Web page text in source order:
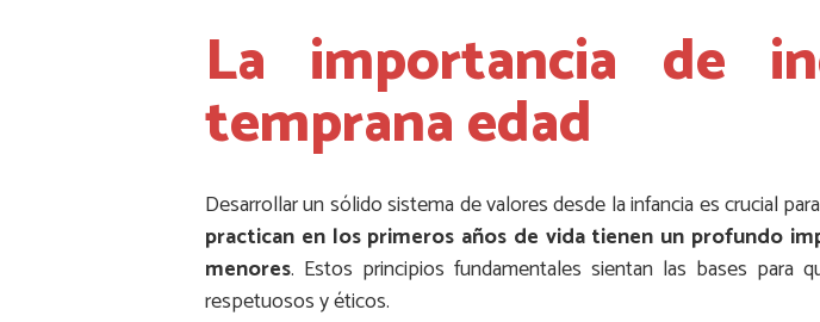
La importancia de
temprana edad
Desarrollar un sólido sistema de valores desde la infancia es crucial
practican en los primeros años de vida tienen un profundo
menores. Estos principios fundamentales sientan las bases para
respetuosos y éticos.